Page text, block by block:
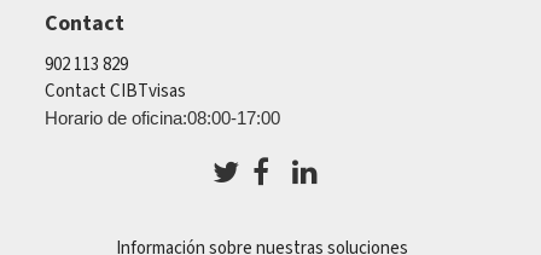
Contact
902 113 829
Contact CIBTvisas
Horario de oficina:08:00-17:00
Información sobre nuestras soluciones